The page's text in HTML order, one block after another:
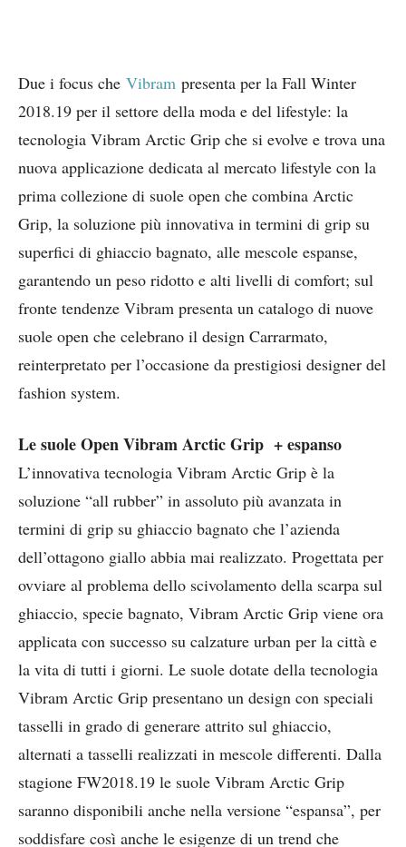
Due i focus che Vibram presenta per la Fall Winter
2018.19 per il settore della moda e del lifestyle: la
tecnologia Vibram Arctic Grip che si evolve e trova una
nuova applicazione dedicata al mercato lifestyle con la
prima collezione di suole open che combina Arctic
Grip, la soluzione più innovativa in termini di grip su
superfici di ghiaccio bagnato, alle mescole espanse,
garantendo un peso ridotto e alti livelli di comfort; sul
fronte tendenze Vibram presenta un catalogo di nuove
suole open che celebrano il design Carrarmato,
reinterpretato per l’occasione da prestigiosi designer del
fashion system.
Le suole Open Vibram Arctic Grip + espanso
L’innovativa tecnologia Vibram Arctic Grip è la
soluzione “all rubber” in assoluto più avanzata in
termini di grip su ghiaccio bagnato che l’azienda
dell’ottagono giallo abbia mai realizzato. Progettata per
ovviare al problema dello scivolamento della scarpa sul
ghiaccio, specie bagnato, Vibram Arctic Grip viene ora
applicata con successo su calzature urban per la città e
la vita di tutti i giorni. Le suole dotate della tecnologia
Vibram Arctic Grip presentano un design con speciali
tasselli in grado di generare attrito sul ghiaccio,
alternati a tasselli realizzati in mescole differenti. Dalla
stagione FW2018.19 le suole Vibram Arctic Grip
saranno disponibili anche nella versione “espansa”, per
soddisfare così anche le esigenze di un trend che